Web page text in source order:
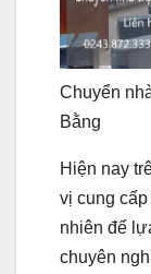
Chuyển
Bằng
Hiện nay
vị cung
nhiên để
chuyên